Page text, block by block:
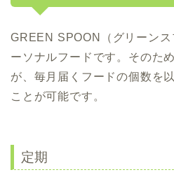
GREEN SPOON（グリーン
ーソナルフードです。そのた
が、毎月届くフードの個数を
ことが可能です。
定期